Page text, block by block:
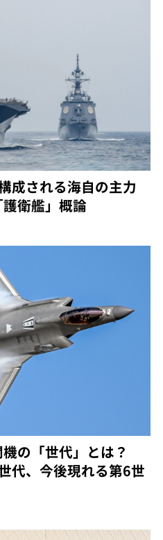
成される海自の主力
衛艦」概論
の「世代」とは？
、今後現れる第6世